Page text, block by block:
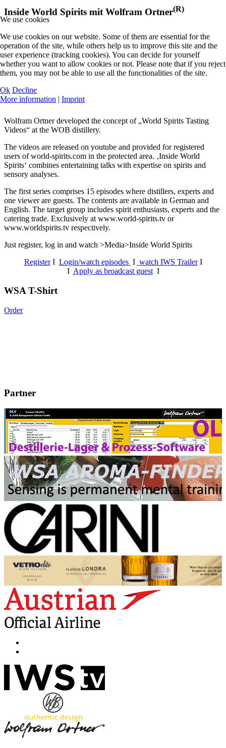
Inside World Spirits mit Wolfram Ortner(R)
Wolfram Ortner developed the concept of „World Spirits Tasting
Videos“ at the WOB distillery.
The videos are released on youtube and provided for registered
users of world-spirits.com in the protected area. ‚Inside World
Spirits‘ combines entertaining talks with expertise on spirits and
sensory analyses.
The first series comprises 15 episodes where distillers, experts and
one viewer are guests. The contents are available in German and
English. The target group includes spirit enthusiasts, experts and the
catering trade. Exclusively at www.world-spirits.tv or
www.worldspirits.tv respectively.
Just register, log in and watch >Media>Inside World Spirits
RegisterI Login/watch episodes I watch IWS TrailerI
I Apply as broadcast guestI
WSA T-Shirt
Order
Partner
We use cookies
We use cookies on our website. Some of them are essential for the
operation of the site, while others help us to improve this site and the
user experience (tracking cookies). You can decide for yourself
whether you want to allow cookies or not. Please note that if you reject
them, you may not be able to use all the functionalities of the site.
Ok Decline
More information | Imprint